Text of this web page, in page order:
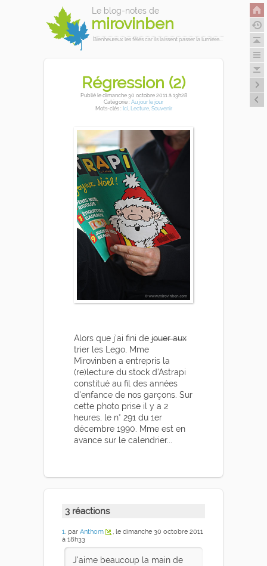
Le blog-notes de
mirovinben
Bienheureux les fêlés car ils laissent passer la lumière...
Régression (2)
Publiéle dimanche 30 octobre 2011 à 13h28
Catégorie : Au jour le jour
Mots-clés : Ici, Lecture, Souvenir
Alors que j'ai fini de jouer aux
trier les Lego, Mme
Mirovinben a entrepris la
(re)lecture du stock d'Astrapi
constitué au fil des années
d'enfance de nos garçons. Sur
cette photo prise il y a 2
heures, le n° 291 du 1er
décembre 1990. Mme est en
avance sur le calendrier...
3 réactions
1. par Anthom
, le dimanche 30 octobre 2011
à 18h33
J'aime beaucoup la main de